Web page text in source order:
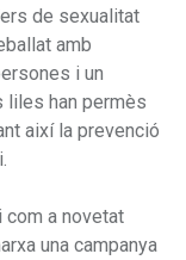
de sexualitat
amb
i un
liles han permès
així la prevenció
com a novetat
una campanya